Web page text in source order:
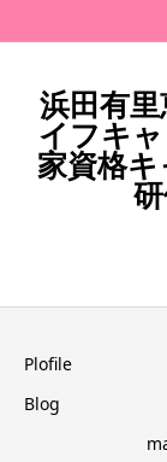
浜田有里
イフキ
家資格
Plofile
Blog